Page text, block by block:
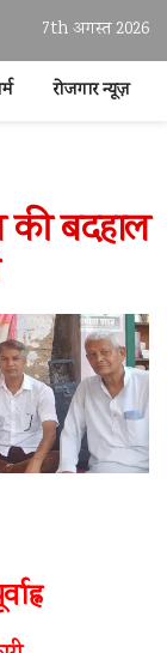
7th अगस्त 2026
रोजगार न्यूज़
बदहाल